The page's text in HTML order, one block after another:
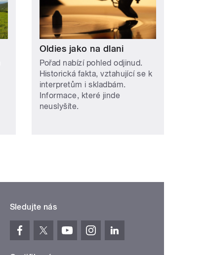
Oldies jako na dlani
Pořad nabízí pohled odjinud.
Historická fakta, vztahující se k
interpretům i skladbám.
Informace, které jinde
neuslyšíte.
Sledujte nás